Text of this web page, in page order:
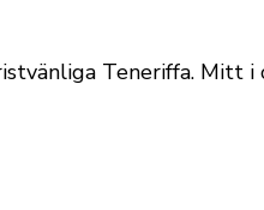
Teneriffa. Mitt